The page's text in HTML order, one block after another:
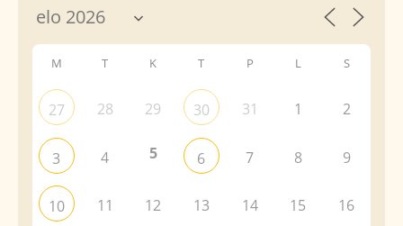
M T K T P L S
27 28 29 30 31 1 2
3 4 5 6 7 8 9
10 11 12 13 14 15 16